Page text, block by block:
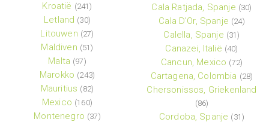
Kroatië (241)
Letland (30)
Litouwen (27)
Maldiven (51)
Malta (97)
Marokko (243)
Mauritius (82)
Mexico (160)
Montenegro (37)
Cala Ratjada, Spanje (30)
Cala D'Or, Spanje (24)
Calella, Spanje (31)
Canazei, Italië (40)
Cancun, Mexico (72)
Cartagena, Colombia (28)
Chersonissos, Griekenland
(86)
Cordoba, Spanje (31)